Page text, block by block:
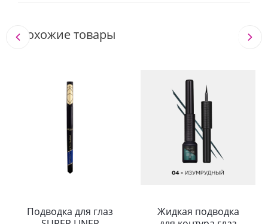
Похожие товары
Подводка для глаз
Жидкая подводка